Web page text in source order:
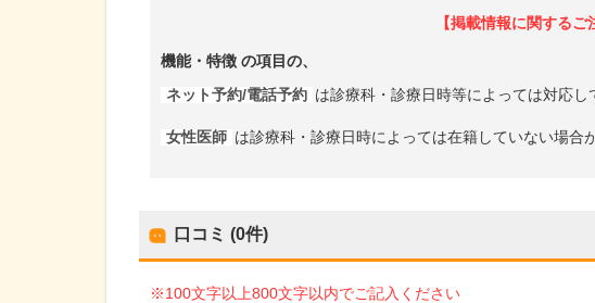
【掲載情報に関するご
機能・特徴 の項目の、
ネット予約/電話予約 は診療科・診療日時等によっては対応し
女性医師 は診療科・診療日時によっては在籍していない場合
口コミ (0件)
※100文字以上800文字以内でご記入ください